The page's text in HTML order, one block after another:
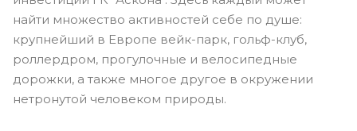
найти множество активностей себе по душе:
крупнейший в Европе вейк-парк, гольф-клуб,
роллердром, прогулочные и велосипедные
дорожки, а также многое другое в окружении
нетронутой человеком природы.